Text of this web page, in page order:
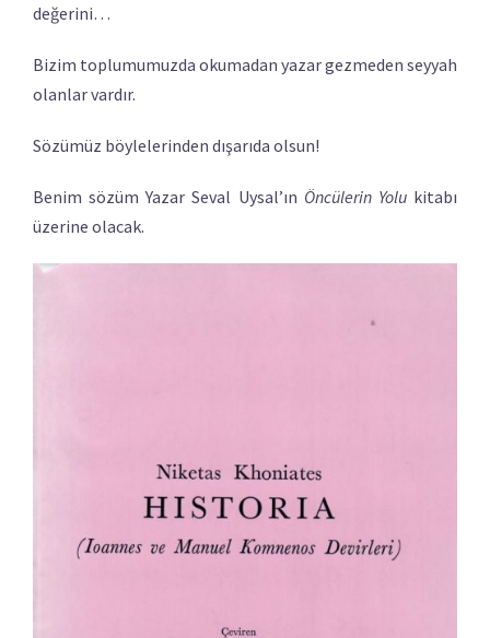
değerini…
Bizim toplumumuzda okumadan yazar gezmeden seyyah
olanlar vardır.
Sözümüz böylelerinden dışarıda olsun!
Benim sözüm Yazar Seval Uysal’ın Öncülerin Yolu kitabı
üzerine olacak.